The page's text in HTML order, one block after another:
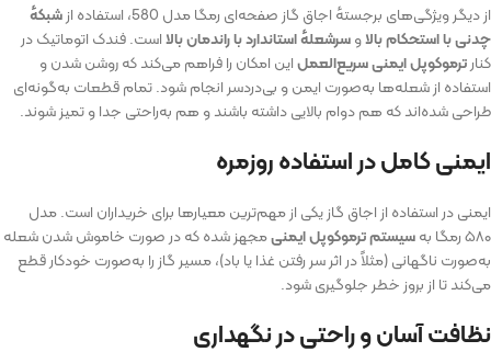
از دیگر ویژگی‌های برجسته‌ٔ اجاق‌ گاز صفحه‌ای رمگا مدل 580، استفاده از
شبکه‌ٔ
چدنی با استحکام بالاوسرشعله‌ٔ استاندارد با راندمان بالااست. فندک اتوماتیک در
کنارترموکوپل ایمنی سریع‌العملاین امکان را فراهم می‌کند که روشن شدن و
استفاده از شعله‌ها به‌صورت ایمن و بی‌دردسر انجام شود. تمام قطعات به‌گونه‌ای
طراحی شده‌اند که هم دوام بالایی داشته باشند و هم به‌راحتی جدا و تمیز شوند.
ایمنی کامل در استفاده روزمره
ایمنی در استفاده از اجاق‌ گاز یکی از مهم‌ترین معیارها برای خریداران است. مدل
۵۸۰ رمگا به
سیستم ترموکوپل ایمنیمجهز شده که در صورت خاموش شدن شعله
به‌صورت ناگهانی (مثلاً در اثر سر رفتن غذا یا باد)، مسیر گاز را به‌صورت خودکار قطع
می‌کند تا از بروز خطر جلوگیری شود.
نظافت آسان و راحتی در نگهداری